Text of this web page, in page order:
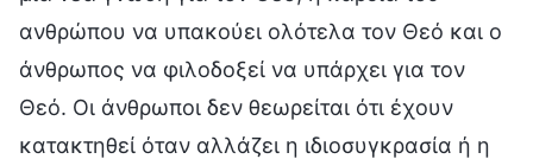
ανθρώπου να υπακούει ολότελα τον Θεό και ο
άνθρωπος να φιλοδοξεί να υπάρχει για τον
Θεό. Οι άνθρωποι δεν θεωρείται ότι έχουν
κατακτηθεί όταν αλλάζει η ιδιοσυγκρασία ή η